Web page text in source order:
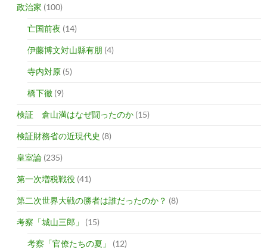
政治家 (100)
亡国前夜 (14)
伊藤博文対山縣有朋 (4)
寺内対原 (5)
橋下徹 (9)
検証 倉山満はなぜ闘ったのか (15)
検証財務省の近現代史 (8)
皇室論 (235)
第一次増税戦役 (41)
第二次世界大戦の勝者は誰だったのか？ (8)
考察「城山三郎」 (15)
考察「官僚たちの夏」 (12)